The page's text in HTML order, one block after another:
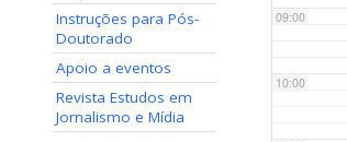
Instruções para Pós-
Doutorado
Apoio a eventos
Revista Estudos em
Jornalismo e Mídia
09:00
10:00